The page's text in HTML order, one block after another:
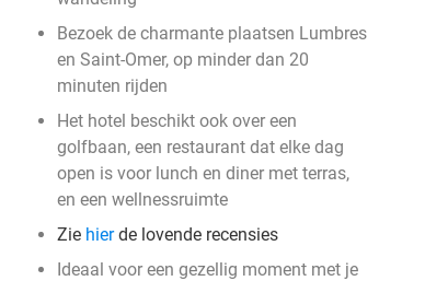
Bezoek de charmante plaatsen Lumbres
en Saint-Omer, op minder dan 20
minuten rijden
Het hotel beschikt ook over een
golfbaan, een restaurant dat elke dag
open is voor lunch en diner met terras,
en een wellnessruimte
Zie hierde lovende recensies
Ideaal voor een gezellig moment met je